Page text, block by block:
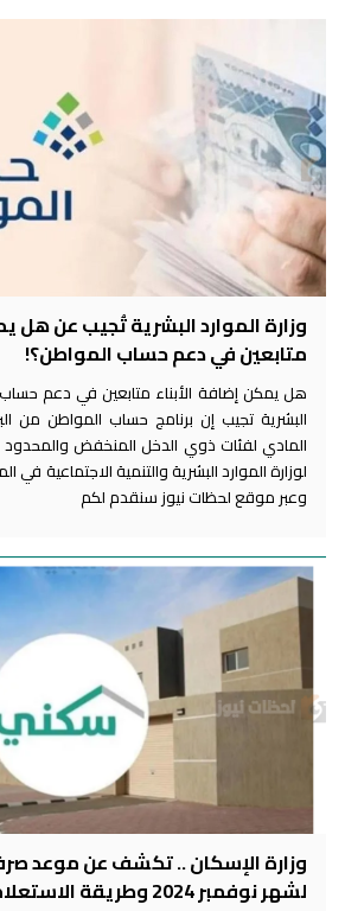
وزارة الموارد البشرية تُجيب عن هل
متابعين في دعم حساب المواطن؟!
هل يمكن إضافة الأبناء متابعين في دعم حساب
البشرية تجيب إن برنامج حساب المواطن من
المادي لفئات ذوي الدخل المنخفض والمحدود
لوزارة الموارد البشرية والتنمية الاجتماعية في
وعبر موقع لحظات نيوز سنقدم لكم
وزارة الإسكان .. تكشف عن موعد
لشهر نوفمبر 2024 وطريقة الاستعلام